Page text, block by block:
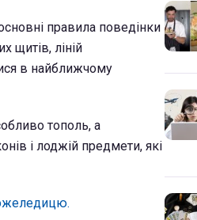
правила поведінки
щитів, ліній
в найближчому
тополь, а
і лоджій предмети, які